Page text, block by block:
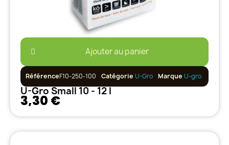
Ajouter au panier
RéférenceF10-250-100 Catégorie U-Gro Marque U-gro
U-Gro Small 10 - 12 l
3,30 €